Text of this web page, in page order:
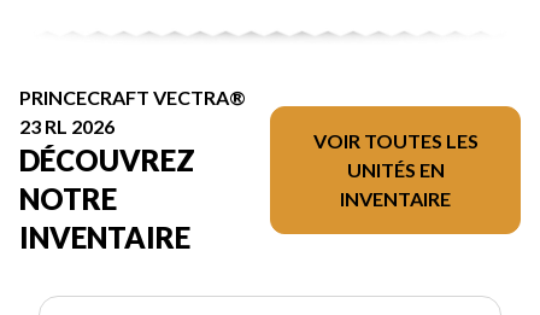
PRINCECRAFT VECTRA®
23 RL 2026
DÉCOUVREZ
NOTRE
INVENTAIRE
VOIR TOUTES LES
UNITÉS EN
INVENTAIRE